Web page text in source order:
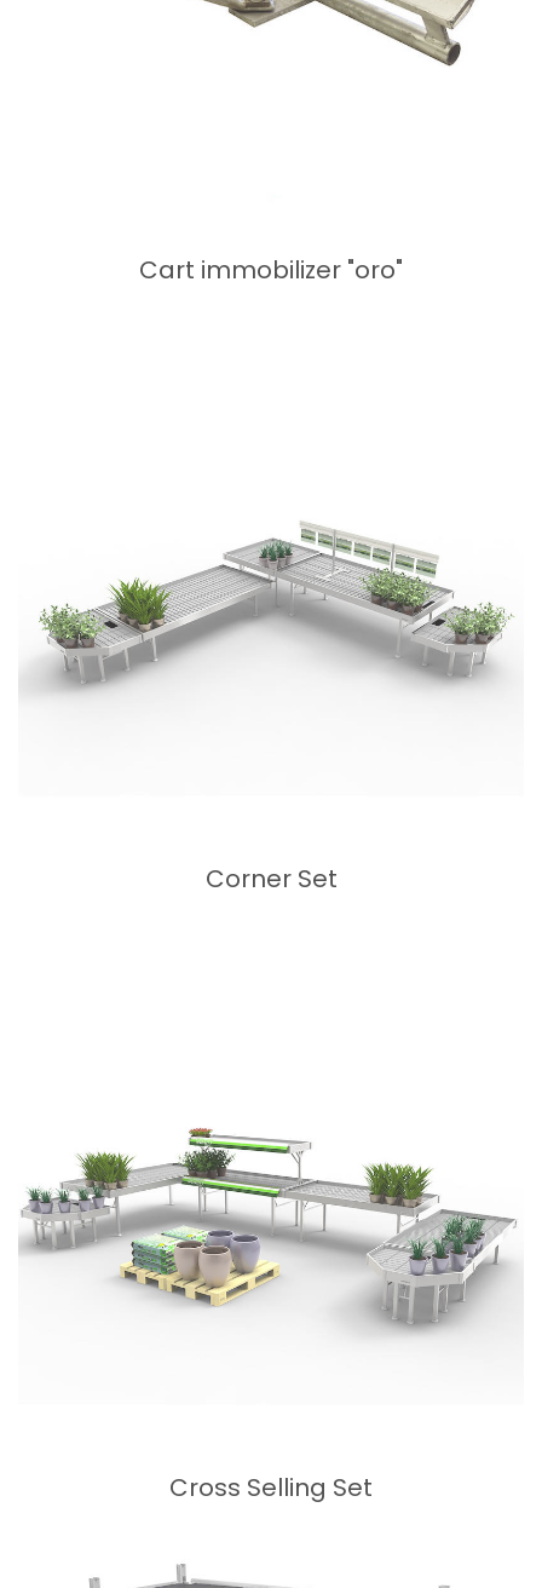
Cart immobilizer "oro"
Corner Set
Cross Selling Set